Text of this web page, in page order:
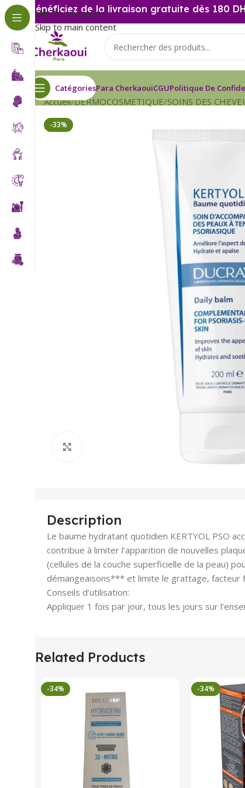
Skip to navigation
Skip to main content
Bénéficiez de la livraison gratuite dès 180
CatégoriesPara CherkaouiCGUPolitique De
Accueil DERMOCOSMETIQUE SOINS DES
-33%
Description
Le baume hydratant quotidien KERTYOL PSO
contribue à limiter l’apparition de nouvelles
(cellules de la couche superficielle de la peau)
démangeaisons*** et limite le grattage, facteur
Conseils d’utilisation:
Appliquer 1 fois par jour, tous les jours sur
Related Products
-34% -34%